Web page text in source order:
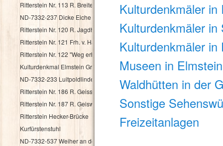
Ritterstein Nr. 113 R. Breitenstein 500 Schr.
ND-7332-237 Dicke Eiche
Ritterstein Nr. 120 R. Jagdhaus Breitscheid
Ritterstein Nr. 121 Frh. v. Haacke Holsriese
Ritterstein Nr. 122 "Weg erbaut Frh. v. Hacke 1737"
Kulturdenkmal Elmstein Grenzstein
ND-7332-233 Luitpoldlinde
Ritterstein Nr. 186 R. Geisskopferhof
Ritterstein Nr. 187 R. Geiswieserhof
Ritterstein Hecker-Brücke
Kurfürstenstuhl
ND-7332-537 Weiher an der Speyerbachquelle
Kulturdenkmäler in
Kulturdenkmäler in
Kulturdenkmäler
Museen in
Waldhütten in der
Sonstige
Freizeitanlagen